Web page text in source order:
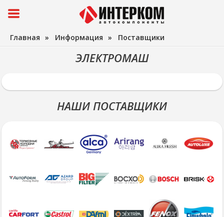
Главная » Информация » Поставщики
ЭЛЕКТРОМАШ
НАШИ ПОСТАВЩИКИ